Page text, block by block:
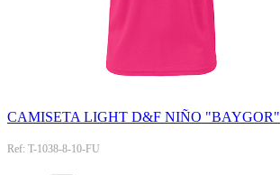
CAMISETA LIGHT D&F NIÑO "BAYGOR"
Ref: T-1038-8-10-FU